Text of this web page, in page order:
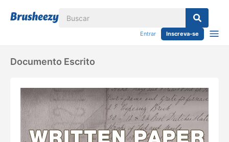
Entrar Inscreva-se
Documento Escrito